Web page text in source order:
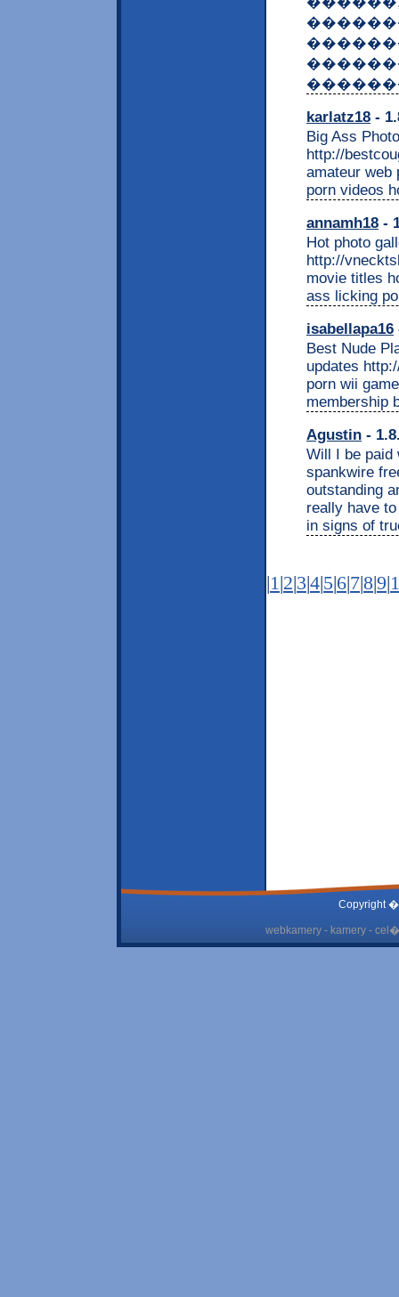
�������
karlatz18 -
Big Ass
http://
amateur web
porn videos
annamh18 -
Hot photo
http://
movie titles
ass licking
isabellapa16
Best Nude
updates
porn wii
membership
Agustin -
Will I be paid
spankwire
outstanding
really have
in signs of
|1 |2|3|4|5|6|7|8|9|
Copyright
webkamery - kamery -